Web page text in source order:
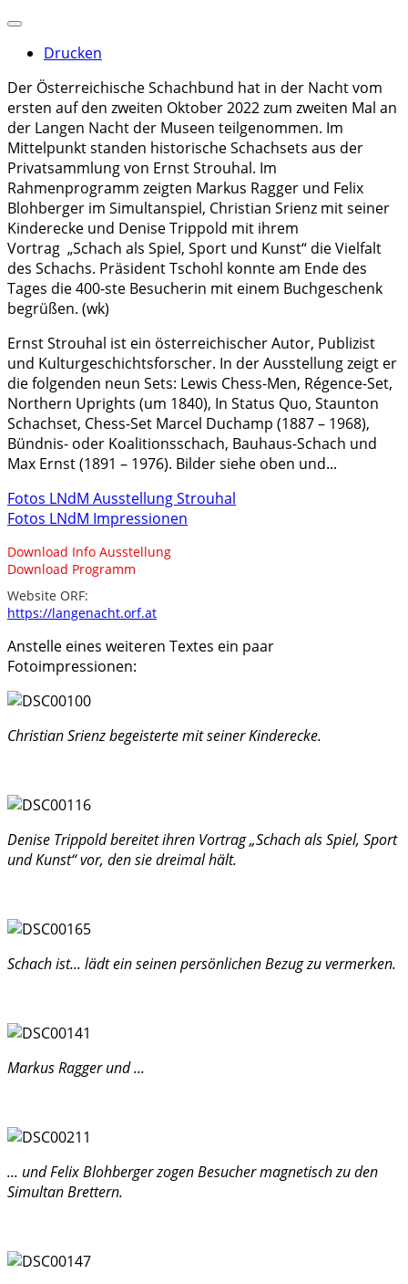
Drucken
Der Österreichische Schachbund hat in der Nacht vom
ersten auf den zweiten Oktober 2022 zum zweiten Mal an
der Langen Nacht der Museen teilgenommen. Im
Mittelpunkt standen historische Schachsets aus der
Privatsammlung von Ernst Strouhal. Im
Rahmenprogramm zeigten Markus Ragger und Felix
Blohberger im Simultanspiel, Christian Srienz mit seiner
Kinderecke und Denise Trippold mit ihrem
Vortrag „Schach als Spiel, Sport und Kunst“ die Vielfalt
des Schachs. Präsident Tschohl konnte am Ende des
Tages die 400-ste Besucherin mit einem Buchgeschenk
begrüßen. (wk)
Ernst Strouhal ist ein österreichischer Autor, Publizist
und Kulturgeschichtsforscher. In der Ausstellung zeigt er
die folgenden neun Sets: Lewis Chess-Men, Régence-Set,
Northern Uprights (um 1840), In Status Quo, Staunton
Schachset, Chess-Set Marcel Duchamp (1887 – 1968),
Bündnis- oder Koalitionsschach, Bauhaus-Schach und
Max Ernst (1891 – 1976). Bilder siehe oben und...
Fotos LNdM Ausstellung Strouhal
Fotos LNdM Impressionen
Download Info Ausstellung
Download Programm
Website ORF:
https://langenacht.orf.at
Anstelle eines weiteren Textes ein paar
Fotoimpressionen:
Christian Srienz begeisterte mit seiner Kinderecke.
Denise Trippold bereitet ihren Vortrag „Schach als Spiel, Sport
und Kunst“ vor, den sie dreimal hält.
Schach ist... lädt ein seinen persönlichen Bezug zu vermerken.
Markus Ragger und ...
... und Felix Blohberger zogen Besucher magnetisch zu den
Simultan Brettern.